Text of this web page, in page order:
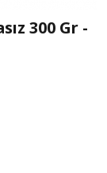
300 Gr -